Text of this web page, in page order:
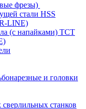
фрезы)
стали HSS
LINE)
(с напайками) ТСТ
и головки
станков